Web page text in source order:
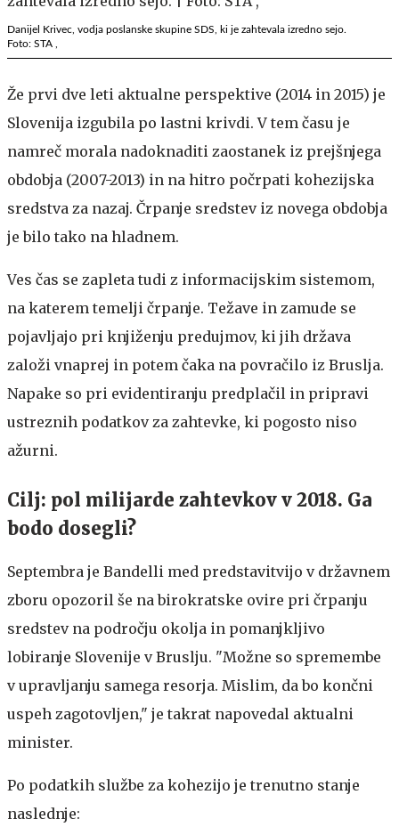
Danijel Krivec, vodja poslanske skupine SDS, ki je zahtevala izredno sejo.
Foto: STA ,
Že prvi dve leti aktualne perspektive (2014 in 2015) je
Slovenija izgubila po lastni krivdi. V tem času je
namreč morala nadoknaditi zaostanek iz prejšnjega
obdobja (2007-2013) in na hitro počrpati kohezijska
sredstva za nazaj. Črpanje sredstev iz novega obdobja
je bilo tako na hladnem.
Ves čas se zapleta tudi z informacijskim sistemom,
na katerem temelji črpanje. Težave in zamude se
pojavljajo pri knjiženju predujmov, ki jih država
založi vnaprej in potem čaka na povračilo iz Bruslja.
Napake so pri evidentiranju predplačil in pripravi
ustreznih podatkov za zahtevke, ki pogosto niso
ažurni.
Cilj: pol milijarde zahtevkov v 2018. Ga
bodo dosegli?
Septembra je Bandelli med predstavitvijo v državnem
zboru opozoril še na birokratske ovire pri črpanju
sredstev na področju okolja in pomanjkljivo
lobiranje Slovenije v Bruslju. "Možne so spremembe
v upravljanju samega resorja. Mislim, da bo končni
uspeh zagotovljen," je takrat napovedal aktualni
minister.
Po podatkih službe za kohezijo je trenutno stanje
naslednje: